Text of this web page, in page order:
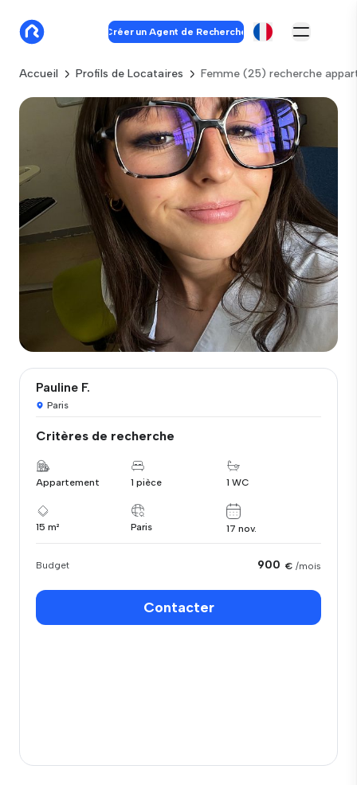
Créer un Agent de Recherche
Accueil Profils de Locataires Femme (25) recherche
Pauline F.
Paris
Critères de recherche
Appartement 1 pièce 1 WC
15 m² Paris 17 nov.
Budget 900 € /mois
Contacter